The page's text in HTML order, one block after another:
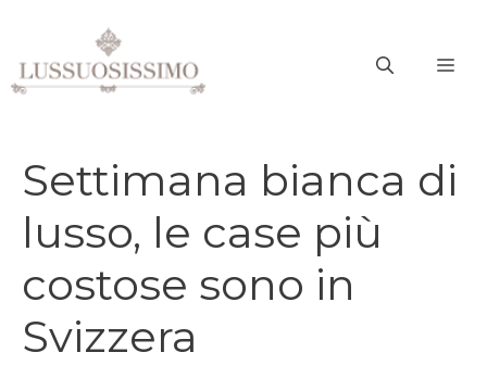
contenuto
Settimana bianca di
lusso, le case più
costose sono in
Svizzera